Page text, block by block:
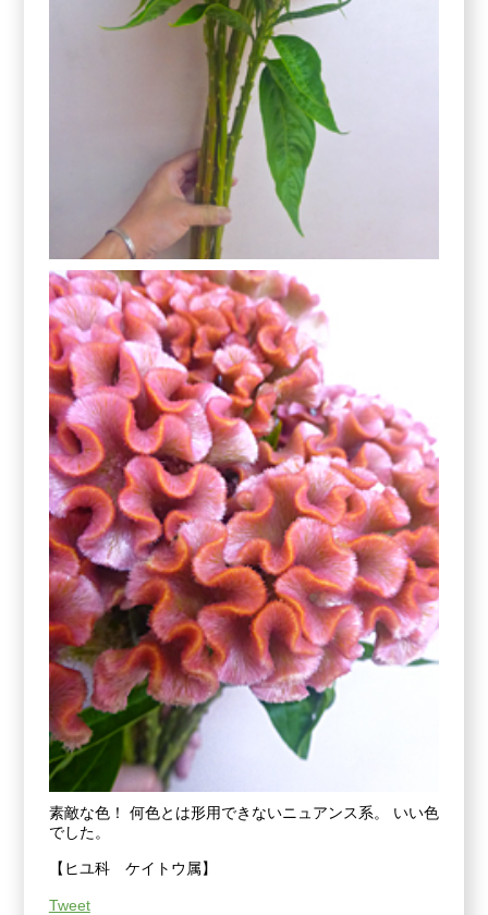
素敵な色！ 何色とは形用できないニュアンス系。 いい色
でした。
【ヒユ科 ケイトウ属】
Tweet